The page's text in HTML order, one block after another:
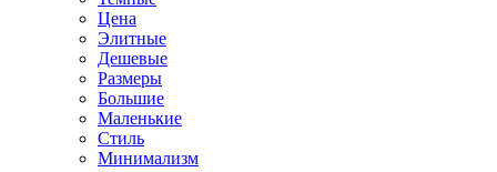
Цена
Элитные
Дешевые
Размеры
Большие
Маленькие
Стиль
Минимализм